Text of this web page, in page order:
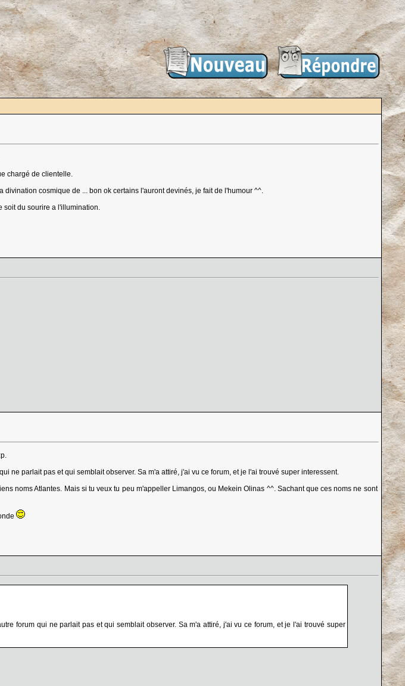
chargé de clientelle.
cosmique de ... bon ok certains l'auront devinés, je fait de l'humour ^^.
soit du sourire a l'illumination.
ne parlait pas et qui semblait observer. Sa m'a attiré, j'ai vu ce forum, et je l'ai trouvé super interessent.
noms Atlantes. Mais si tu veux tu peu m'appeller Limangos, ou Mekein Olinas ^^. Sachant que ces noms ne sont
forum qui ne parlait pas et qui semblait observer. Sa m'a attiré, j'ai vu ce forum, et je l'ai trouvé super